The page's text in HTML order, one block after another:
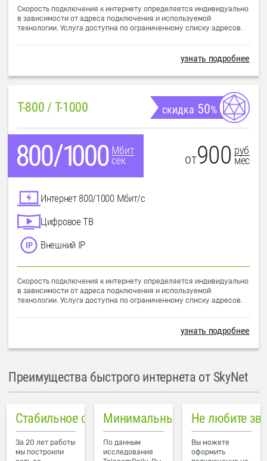
Скорость подключения к интернету определяется индивидуально
в зависимости от адреса подключения и используемой
технологии. Услуга доступна по ограниченному списку адресов.
узнать подробнее
T-800 / T-1000 скидка 50%
Мбит
сек
от900 руб
мес
Интернет 800/1000 Мбит/с
Цифровое ТВ
Внешний IP
Скорость подключения к интернету определяется индивидуально
в зависимости от адреса подключения и используемой
технологии. Услуга доступна по ограниченному списку адресов.
узнать подробнее
Преимущества быстрого интернета от SkyNet
Стабильное соединение
За 20 лет работы
мы построили
Минимальный пинг в городе
По данным
исследования
Не любите
Вы можете
оформить